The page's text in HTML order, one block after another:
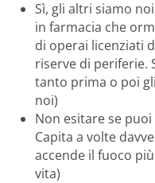
Sì, gli altri siamo
in farmacia che
di operai licenziati
riserve di periferie.
tanto prima o poi
noi)
Non esitare se
Capita a volte
accende il fuoco
vita)